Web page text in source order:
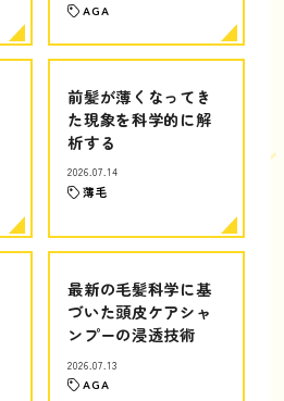
AGA
前髪が薄くなってき
た現象を科学的に解
析する
2026.07.14
薄毛
最新の毛髪科学に基
づいた頭皮ケアシャ
ンプーの浸透技術
2026.07.13
AGA